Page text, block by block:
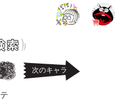
次のキャラ